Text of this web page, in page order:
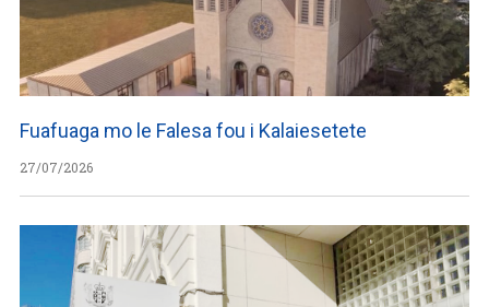
Fuafuaga mo le Falesa fou i Kalaiesetete
27/07/2026